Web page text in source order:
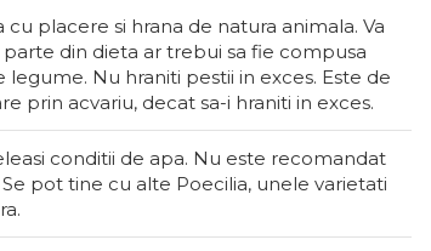
placere si hrana de natura animala. Va
din dieta ar trebui sa fie compusa
Nu hraniti pestii in exces. Este de
prin acvariu, decat sa-i hraniti in exces.
conditii de apa. Nu este recomandat
pot tine cu alte Poecilia, unele varietati
Melci de mere mix (Pomacea
diffusa)
Există și melci care sunt
bineveniți. Melcii care au voie
și folosească plantele pentru
conținutul lor de inimă. Vorbim